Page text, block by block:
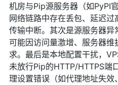
机房与Pip源服务器（如PyPI
网络链路中存在丢包、延迟
传输中断。其次是源服务器
可能因访问量激增、服务器
求。最后是本地配置干扰，
未放行Pip的HTTP/HTTPS端
理设置错误（如代理地址失效